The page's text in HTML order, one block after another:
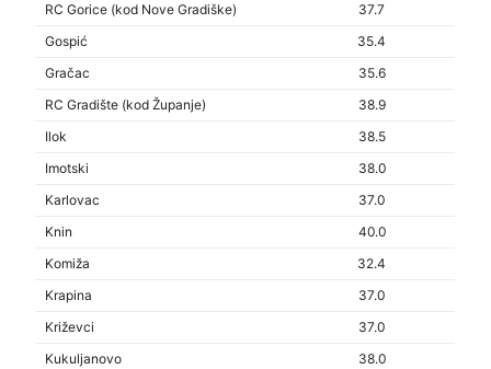
RC Gorice (kod Nove Gradiške)
37.7
Gospić
35.4
Gračac
35.6
RC Gradište (kod Županje)
38.9
Ilok
38.5
Imotski
38.0
Karlovac
37.0
Knin
40.0
Komiža
32.4
Krapina
37.0
Križevci
37.0
Kukuljanovo
38.0